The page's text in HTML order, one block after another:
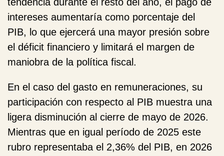
intereses aumentaría como porcentaje del
PIB, lo que ejercerá una mayor presión sobre
el déficit financiero y limitará el margen de
maniobra de la política fiscal.
En el caso del gasto en remuneraciones, su
participación con respecto al PIB muestra una
ligera disminución al cierre de mayo de 2026.
Mientras que en igual período de 2025 este
rubro representaba el 2,36% del PIB, en 2026